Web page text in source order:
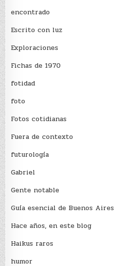
encontrado
Escrito con luz
Exploraciones
Fichas de 1970
fotidad
foto
Fotos cotidianas
Fuera de contexto
futurología
Gabriel
Gente notable
Guía esencial de Buenos Aires
Hace años, en este blog
Haikus raros
humor